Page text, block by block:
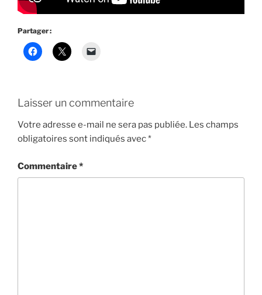
Partager :
Laisser un commentaire
Votre adresse e-mail ne sera pas publiée. Les champs
obligatoires sont indiqués avec*
Commentaire*